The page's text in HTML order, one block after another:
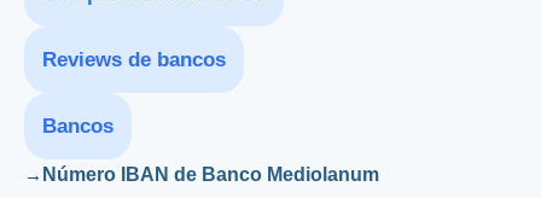
Reviews de bancos
Bancos
Número IBAN de Banco Mediolanum